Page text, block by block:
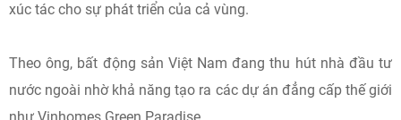
xúc tác cho sự phát triển của cả vùng.
Theo ông, bất động sản Việt Nam đang thu hút nhà đầu tư
nước ngoài nhờ khả năng tạo ra các dự án đẳng cấp thế giới